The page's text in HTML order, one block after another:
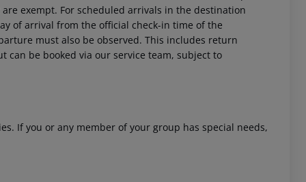
exempt. For scheduled arrivals in the destination
of arrival from the official check-in time of the
must also be observed. This includes return
can be booked via our service team, subject to
If you or any member of your group has special needs,